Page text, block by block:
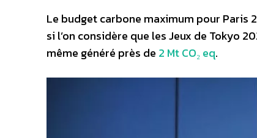
Le budget carbone maximum pour Paris
si l’on considère que les Jeux de Tokyo
même généré près de 2 Mt CO₂ eq.